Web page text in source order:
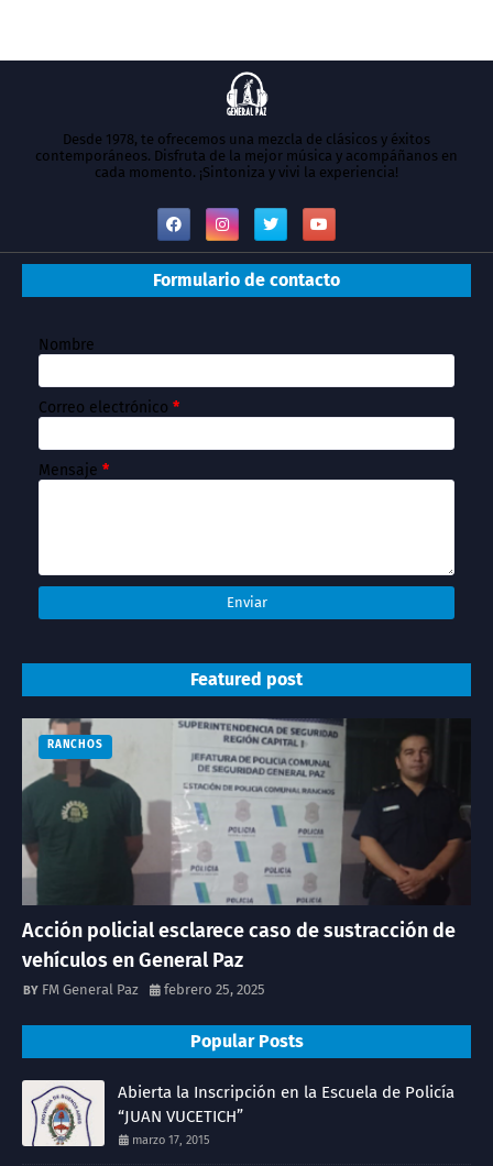
Desde 1978, te ofrecemos una mezcla de clásicos y éxitos
contemporáneos. Disfruta de la mejor música y acompáñanos en
cada momento. ¡Sintoniza y vivi la experiencia!
Formulario de contacto
Nombre
Correo electrónico *
Mensaje *
Featured post
RANCHOS
Acción policial esclarece caso de sustracción de
vehículos en General Paz
FM General Paz febrero 25, 2025
Popular Posts
Abierta la Inscripción en la Escuela de Policía
“JUAN VUCETICH”
marzo 17, 2015